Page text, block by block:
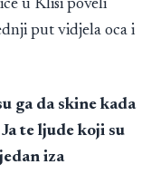
u Klisi poveli
put vidjela oca i
ga da skine kada
te ljude koji su
iza